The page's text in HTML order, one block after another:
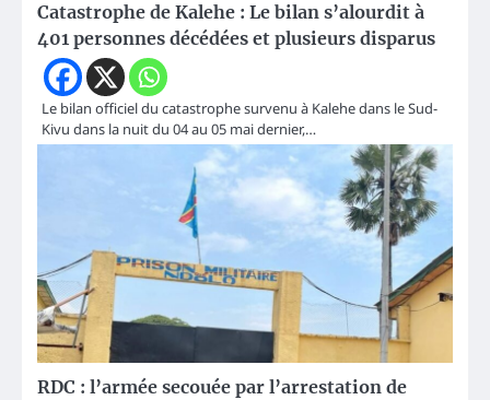
Catastrophe de Kalehe : Le bilan s’alourdit à
401 personnes décédées et plusieurs disparus
Le bilan officiel du catastrophe survenu à Kalehe dans le Sud-
Kivu dans la nuit du 04 au 05 mai dernier,…
RDC : l’armée secouée par l’arrestation de